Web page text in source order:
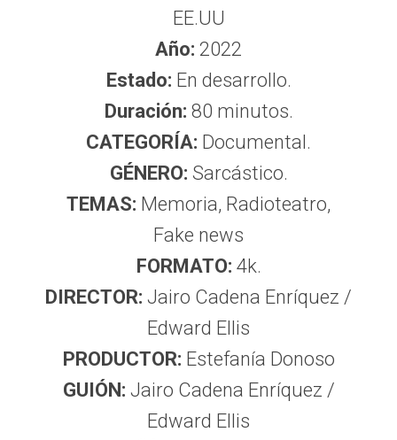
EE.UU
Año: 2022
Estado: En desarrollo.
Duración: 80 minutos.
CATEGORÍA: Documental.
GÉNERO: Sarcástico.
TEMAS: Memoria, Radioteatro,
Fake news
FORMATO: 4k.
DIRECTOR: Jairo Cadena Enríquez /
Edward Ellis
PRODUCTOR: Estefanía Donoso
GUIÓN: Jairo Cadena Enríquez /
Edward Ellis